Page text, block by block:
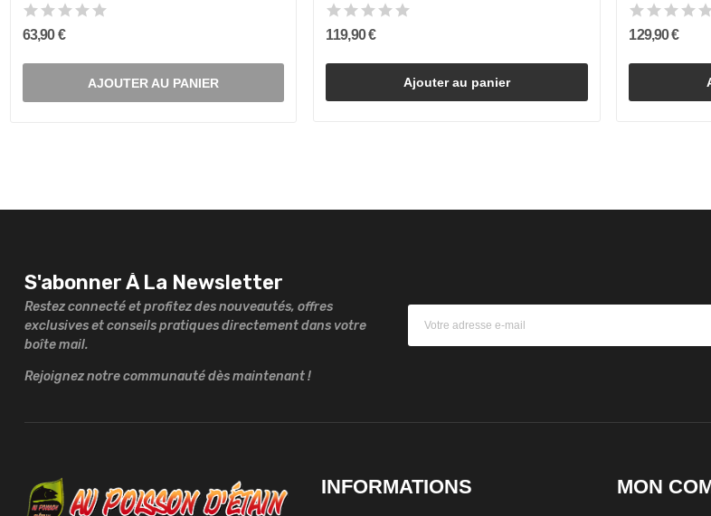
63,90 €
AJOUTER AU PANIER
119,90 €
Ajouter au panier
129,90 €
S'abonner À La Newsletter
Restez connecté et profitez des nouveautés, offres
exclusives et conseils pratiques directement dans votre
boîte mail.
Rejoignez notre communauté dès maintenant !
INFORMATIONS MON